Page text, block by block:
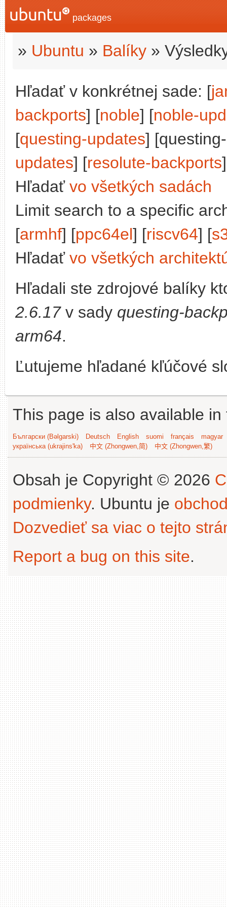
packages
» Ubuntu » Balíky »
Hľadať v konkrétnej sade: [
backports] [noble] [noble-
[questing-updates]
updates] [resolute-backports
Hľadať vo všetkých sadách
Limit search to a specific
[armhf] [ppc64el] [riscv64] [
Hľadať vo všetkých
Hľadali ste zdrojové balíky
2.6.17v sady questing-
arm64.
Ľutujeme hľadané kľúčové
This page is also available
Български (Bəlgarski) Deutsch English suomi français
magyar
українська (ukrajins'ka)
中文 (Zhongwen,简) 中文 (Zhongwen,繁)
Obsah je Copyright © 2026
podmienky. Ubuntu je
Dozvedieť sa viac o tejto
Report a bug on this site.